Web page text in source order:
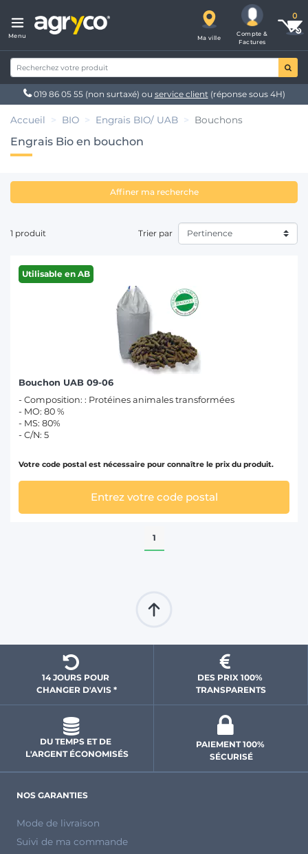
Menu Ma ville
Compte &
Factures
019 86 05 55 (non surtaxé) ou service client(réponse sous 4H)
Accueil BIO Engrais BIO/ UAB Bouchons
Engrais Bio en bouchon
Affiner ma recherche
1 produit Trier par
Utilisable en AB
Bouchon UAB 09-06
- Composition: : Protéines animales transformées
- MO: 80 %
- MS: 80%
- C/N: 5
Votre code postal est nécessaire pour connaître le prix du produit.
Entrez votre code postal
1
14 JOURS POUR
CHANGER D'AVIS *
DES PRIX 100%
TRANSPARENTS
DU TEMPS ET DE
L'ARGENT ÉCONOMISÉS
PAIEMENT 100%
SÉCURISÉ
NOS GARANTIES
Mode de livraison
Suivi de ma commande